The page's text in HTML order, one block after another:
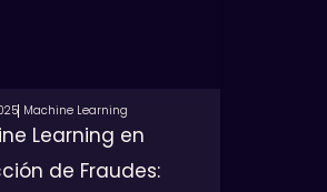
Machine Learning
Learning en
de Fraudes: